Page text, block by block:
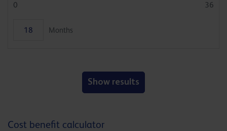
0 36
Months
Show results
Cost benefit calculator